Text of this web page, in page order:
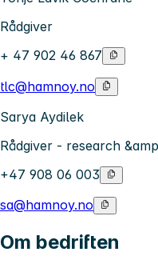
Rådgiver
+ 47 902 46 867
tlc@hamnoy.no
Sarya Aydilek
Rådgiver - research
+47 908 06 003
sa@hamnoy.no
Om bedriften